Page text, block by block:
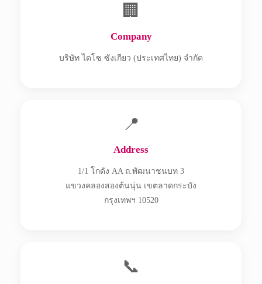
🏢
Company
บริษัท ไดโซ ซังเกียว (ประเทศไทย) จำกัด
📍
Address
1/1 โกดัง AA ถ.พัฒนาชนบท 3
แขวงคลองสองต้นนุ่น เขตลาดกระบัง
กรุงเทพฯ 10520
📞